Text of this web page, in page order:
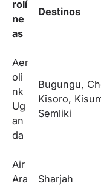
rolí
ne
as
Destinos
Aer
oli
nk
Ug
an
da
Bugungu,
Kisoro,
Semliki
Air
Ara
Sharjah